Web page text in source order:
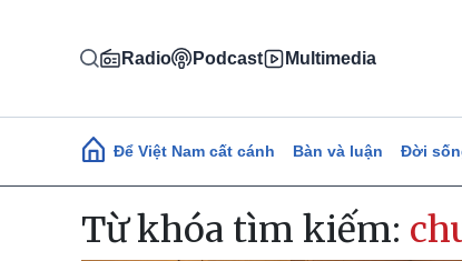
Radio Podcast Multimedia
Main navigation
Để Việt Nam cất cánh Bàn và luận Đời
Từ khóa tìm kiếm: